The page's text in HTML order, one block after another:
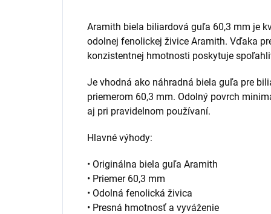
Aramith biela biliardová guľa 60,3 mm je
odolnej fenolickej živice Aramith. Vďaka
konzistentnej hmotnosti poskytuje
Je vhodná ako náhradná biela guľa pre
priemerom 60,3 mm. Odolný povrch
aj pri pravidelnom používaní.
Hlavné výhody:
• Originálna biela guľa Aramith
• Priemer 60,3 mm
• Odolná fenolická živica
• Presná hmotnosť a vyváženie